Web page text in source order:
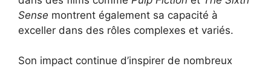
Sense montrent également sa capacité à
exceller dans des rôles complexes et variés.
Son impact continue d’inspirer de nombreux